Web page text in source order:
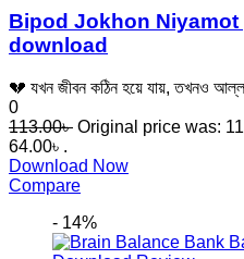
Bipod Jokhon Niyamot
download
💔 যখন জীবন কঠিন হয়ে যায়, তখনও
0
113.00৳ Original price was:
64.00৳ .
Download Now
Compare
- 14%